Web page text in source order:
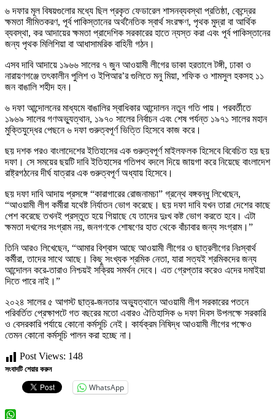
৬ দফার মূল বিষয়গুলোর মধ্যে ছিল প্রকৃত ফেডারেল শাসনব্যবস্থা প্রতিষ্ঠা, কেন্দ্রের
ক্ষমতা সীমিতকরণ, পূর্ব পাকিস্তানের অর্থনৈতিক স্বার্থ সংরক্ষণ, পৃথক মুদ্রা বা আর্থিক
ব্যবস্থা, কর আদায়ের ক্ষমতা প্রাদেশিক সরকারের হাতে ন্যস্ত করা এবং পূর্ব পাকিস্তানের
জন্য পৃথক মিলিশিয়া বা আধাসামরিক বাহিনী গঠন।
এসব দাবি আদায়ে ১৯৬৬ সালের ৭ জুন আওয়ামী লীগের ডাকা হরতালে টঙ্গী, ঢাকা ও
নারায়ণগঞ্জে তৎকালীন পুলিশ ও ইপিআর’র গুলিতে মনু মিয়া, শফিক ও শামসুল হকসহ ১১
জন বাঙালি শহীদ হন।
৬ দফা আন্দোলনের মাধ্যমে বাঙালির স্বাধিকার আন্দোলন নতুন গতি পায়। পরবর্তীতে
১৯৬৯ সালের গণঅভ্যুত্থান, ১৯৭০ সালের নির্বাচন এবং শেষ পর্যন্ত ১৯৭১ সালের মহান
মুক্তিযুদ্ধের পেছনে ৬ দফা গুরুত্বপূর্ণ ভিত্তি হিসেবে কাজ করে।
ছয় দশক পরও বাংলাদেশের ইতিহাসের এক গুরুত্বপূর্ণ মাইলফলক হিসেবে বিবেচিত হয় ছয়
দফা। সে সময়ের ছয়টি দাবি ইতিহাসের গতিপথ বদলে দিয়ে জায়গা করে নিয়েছে বাংলাদেশ
রাষ্ট্রগঠনের দীর্ঘ যাত্রার এক গুরুত্বপূর্ণ অধ্যায় হিসেবে।
ছয় দফা দাবি আদায় প্রসঙ্গে “কারাগারের রোজনামচা” গ্রন্থে বঙ্গবন্ধু লিখেছেন,
“আওয়ামী লীগ কর্মীরা যথেষ্ট নির্যাতন ভোগ করেছে। ছয় দফা দাবি যখন তারা দেশের কাছে
পেশ করেছে তখনই প্রস্তুত হয়ে গিয়াছে যে তাদের দুঃখ কষ্ট ভোগ করতে হবে। এটা
ক্ষমতা দখলের সংগ্রাম নয়, জনগণকে শোষণের হাত থেকে বাঁচাবার জন্য সংগ্রাম।”
তিনি আরও লিখেছেন, “আমার বিশ্বাস আছে আওয়ামী লীগের ও ছাত্রলীগের নিঃস্বার্থ
কর্মীরা, তাদের সাথে আছে। কিছু সংখ্যক শ্রমিক নেতা, যারা সত্যই শ্রমিকদের জন্য
আন্দোলন করে-তারাও নিশ্চয়ই সক্রিয় সমর্থন দেবে। এত গ্রেপ্তার করেও এদের দমাইয়া
দিতে পারে নাই।”
২০২৪ সালের ৫ আগস্ট ছাত্র-জনতার অভ্যুত্থানে আওয়ামী লীগ সরকারের পতনে
পরিবর্তিত প্রেক্ষাপটে গত বছরের মতো এবারও ঐতিহাসিক ৬ দফা দিবস উপলক্ষে সরকারি
ও বেসরকারি পর্যায়ে কোনো কর্মসূচি নেই। কার্যক্রম নিষিদ্ধ আওয়ামী লীগের পক্ষেও
তেমন কোনো কর্মসূচি পালন করা হচ্ছে না।
Post Views: 148
সংবাদটি শেয়ার করুন
WhatsApp